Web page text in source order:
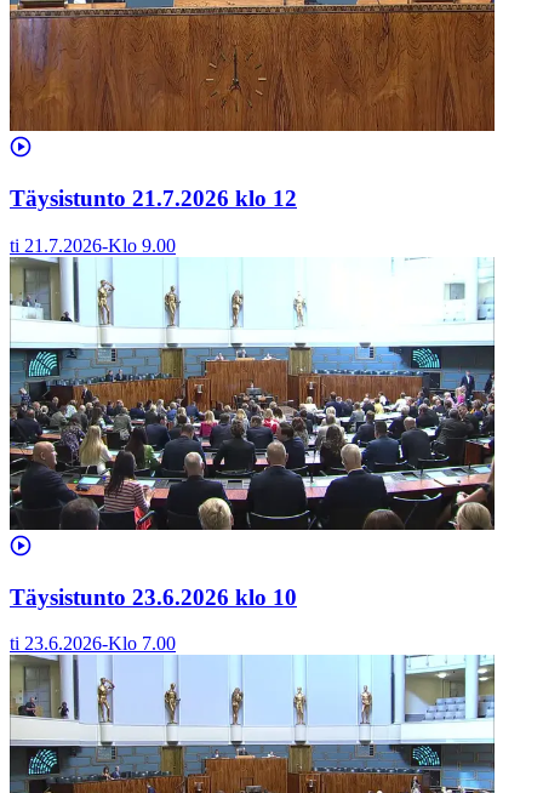
Täysistunto 21.7.2026 klo 12
ti 21.7.2026-Klo 9.00
Täysistunto 23.6.2026 klo 10
ti 23.6.2026-Klo 7.00